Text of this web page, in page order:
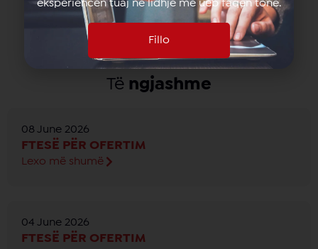
Të ngjashme
08 June 2026
FTESË PËR OFERTIM
Lexo më shumë
04 June 2026
FTESË PËR OFERTIM
eksperiencën tuaj në lidhje me ueb faqen tonë.
Fillo